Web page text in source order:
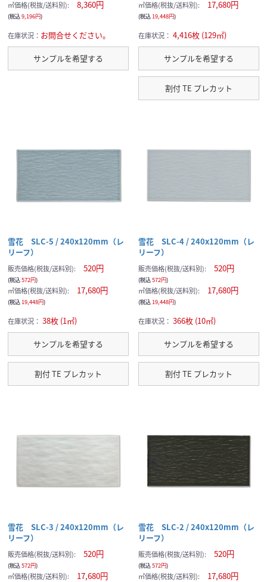
㎡価格(税抜/送料別): 8,360円
(税込9,196円)
在庫状況： お問合せください。
サンプルを希望する
㎡価格(税抜/送料別): 17,680円
(税込19,448円)
在庫状況： 4,416枚 (129㎡)
サンプルを希望する
割付 TE プレカット
雪花 SLC-5 / 240x120mm（レ
リーフ）
販売価格(税抜/送料別): 520円
(税込572円)
㎡価格(税抜/送料別): 17,680円
(税込19,448円)
在庫状況： 38枚 (1㎡)
サンプルを希望する
割付 TE プレカット
雪花 SLC-4 / 240x120mm（レ
リーフ）
販売価格(税抜/送料別): 520円
(税込572円)
㎡価格(税抜/送料別): 17,680円
(税込19,448円)
在庫状況： 366枚 (10㎡)
サンプルを希望する
割付 TE プレカット
雪花 SLC-3 / 240x120mm（レ
リーフ）
販売価格(税抜/送料別): 520円
(税込572円)
㎡価格(税抜/送料別): 17,680円
雪花 SLC-2 / 240x120mm（レ
リーフ）
販売価格(税抜/送料別): 520円
(税込572円)
㎡価格(税抜/送料別): 17,680円